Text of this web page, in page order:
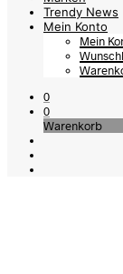
Trendy News
Mein Konto
Mein
0
0
Warenkorb